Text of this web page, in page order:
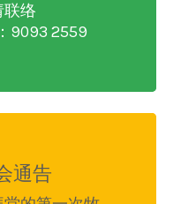
络
9093 2559
通告